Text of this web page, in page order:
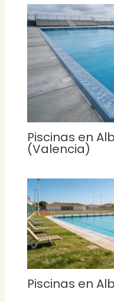
Piscinas en
(Valencia)
Piscinas en